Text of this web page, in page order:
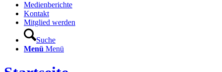
Medienberichte
Kontakt
Mitglied werden
Suche
Menü Menü